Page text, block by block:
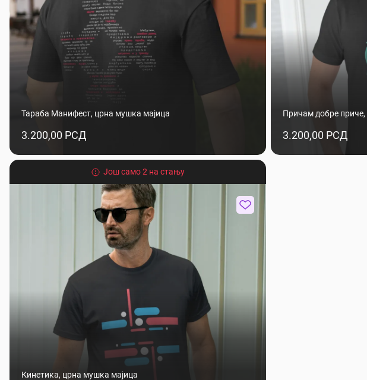
Тараба Манифест, црна мушка мајица
3.200,00 РСД
Причам добре
3.200,00 РСД
Још само 2 на стању
Кинетика, црна мушка мајица